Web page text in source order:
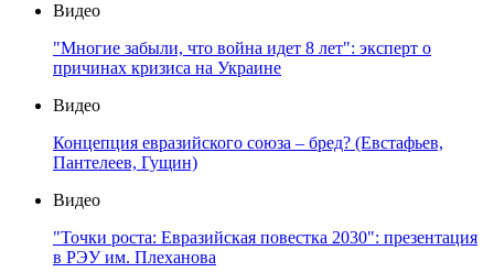
Видео
"Многие забыли, что война идет 8 лет": эксперт о
причинах кризиса на Украине
Видео
Концепция евразийского союза – бред? (Евстафьев,
Пантелеев, Гущин)
Видео
"Точки роста: Евразийская повестка 2030": презентация
в РЭУ им. Плеханова